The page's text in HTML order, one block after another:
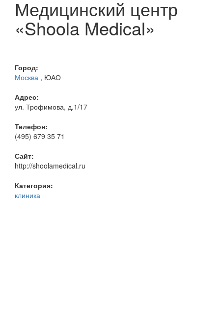
Медицинский центр
«Shoola Medical»
Город:
Москва , ЮАО
Адрес:
ул. Трофимова, д.1/17
Телефон:
(495) 679 35 71
Сайт:
http://shoolamedical.ru
Категория:
клиника